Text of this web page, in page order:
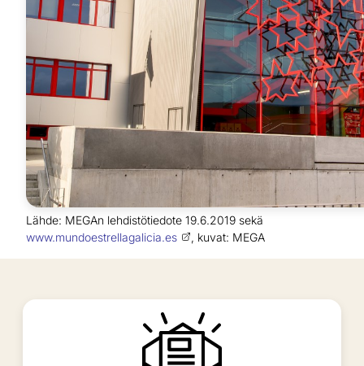
Lähde: MEGAn lehdistötiedote 19.6.2019 sekä
www.mundoestrellagalicia.es
, kuvat: MEGA